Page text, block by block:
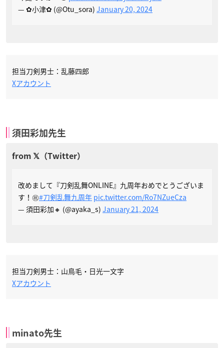
— ✿小津✿ (@Otu_sora) January 20, 2024
担当刀剣男士：乱藤四郎
Xアカウント
須田彩加先生
改めまして『刀剣乱舞ONLINE』九周年おめでとうございま
す！㊗#刀剣乱舞九周年 pic.twitter.com/Ro7NZueCza
— 須田彩加🔸 (@ayaka_s) January 21, 2024
担当刀剣男士：山鳥毛・日光一文字
Xアカウント
minato先生